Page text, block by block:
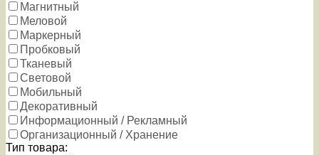
Магнитный
Меловой
Маркерный
Пробковый
Тканевый
Световой
Мобильный
Декоративный
Информационный / Рекламный
Организационный / Хранение
Тип товара: